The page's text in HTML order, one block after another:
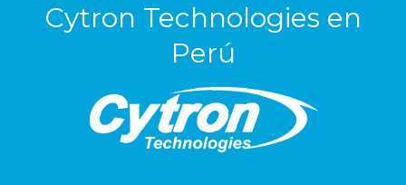
Cytron Technologies en
Perú